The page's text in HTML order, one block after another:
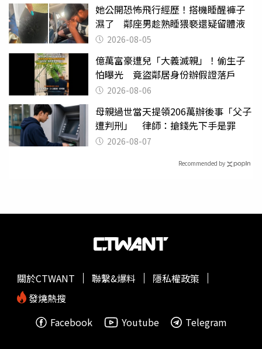
她公開恐怖飛行經歷！搭機睡醒褲子
濕了 鄰座男趁熟睡猥褻還疑留體液
2026-08-05
億萬富豪遭兒「大義滅親」！偷生子
怕曝光 竟盜鄰居身份辦假證落戶
2026-08-06
母親過世當天提領206萬辦後事「父子
遭判刑」 律師：搶錢先下手是罪
2026-08-07
Recommended by
關於CTWANT 聯繫&爆料
隱私權政策
發燒熱搜
Facebook
Youtube Telegram